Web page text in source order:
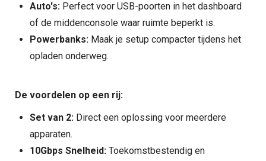
Auto's: Perfect voor USB-poorten in het dashboard
of de middenconsole waar ruimte beperkt is.
Powerbanks: Maak je setup compacter tijdens het
opladen onderweg.
De voordelen op een rij:
Set van 2: Direct een oplossing voor meerdere
apparaten.
10Gbps Snelheid: Toekomstbestendig en